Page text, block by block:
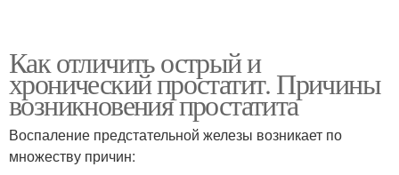
Как отличить острый и
хронический простатит. Причины
возникновения простатита
Воспаление предстательной железы возникает по
множеству причин: